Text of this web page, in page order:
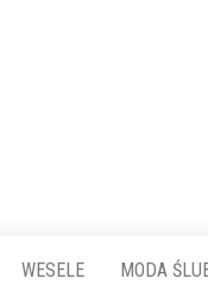
WESELE MODA